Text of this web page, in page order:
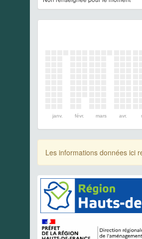
janv. févr. mars avr.
Les informations données ici